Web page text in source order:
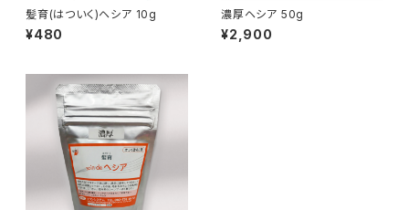
髪育(はついく)ヘシア 10g
¥480
濃厚ヘシア 50g
¥2,900